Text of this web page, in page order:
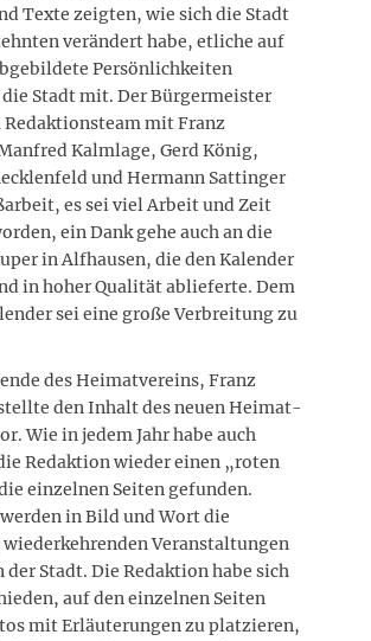
Texte zeigten, wie sich die Stadt
verändert habe, etliche auf
Persönlichkeiten
Stadt mit. Der Bürgermeister
Redaktionsteam mit Franz
Kalmlage, Gerd König,
und Hermann Sattinger
es sei viel Arbeit und Zeit
ein Dank gehe auch an die
in Alfhausen, die den Kalender
in hoher Qualität ablieferte. Dem
sei eine große Verbreitung zu
des Heimatvereins, Franz
den Inhalt des neuen Heimat-
Wie in jedem Jahr habe auch
Redaktion wieder einen „roten
einzelnen Seiten gefunden.
in Bild und Wort die
Veranstaltungen
der Stadt. Die Redaktion habe sich
auf den einzelnen Seiten
mit Erläuterungen zu platzieren,